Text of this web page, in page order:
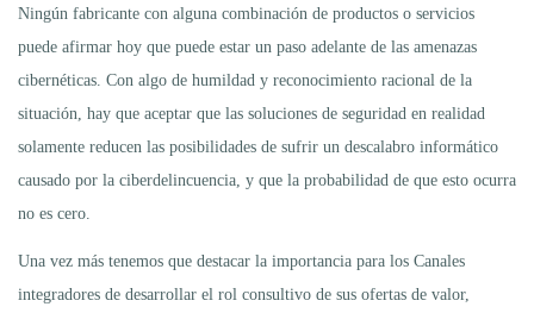
Ningún fabricante con alguna combinación de productos o servicios
puede afirmar hoy que puede estar un paso adelante de las amenazas
cibernéticas. Con algo de humildad y reconocimiento racional de la
situación, hay que aceptar que las soluciones de seguridad en realidad
solamente reducen las posibilidades de sufrir un descalabro informático
causado por la ciberdelincuencia, y que la probabilidad de que esto ocurra
no es cero.
Una vez más tenemos que destacar la importancia para los Canales
integradores de desarrollar el rol consultivo de sus ofertas de valor,